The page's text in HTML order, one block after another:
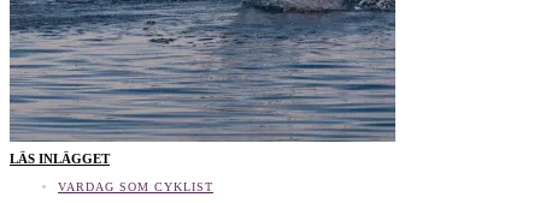
LÄS INLÄGGET
VARDAG SOM CYKLIST